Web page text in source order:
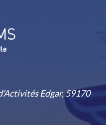
Edgar, 59170